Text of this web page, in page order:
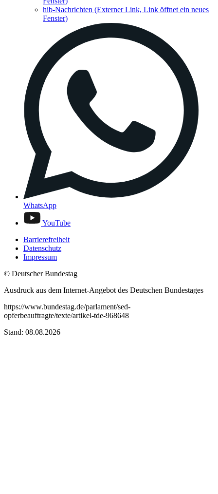
hib-Nachrichten (Externer Link, Link öffnet ein neues
Fenster)
WhatsApp
YouTube
Barrierefreiheit
Datenschutz
Impressum
© Deutscher Bundestag
Ausdruck aus dem Internet-Angebot des Deutschen Bundestages
https://www.bundestag.de/parlament/sed-
opferbeauftragte/texte/artikel-tde-968648
Stand: 08.08.2026